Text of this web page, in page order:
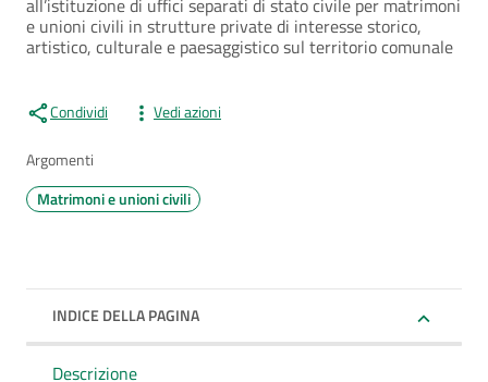
all’istituzione di uffici separati di stato civile per matrimoni
e unioni civili in strutture private di interesse storico,
artistico, culturale e paesaggistico sul territorio comunale
Condividi Vedi azioni
Argomenti
Matrimoni e unioni civili
INDICE DELLA PAGINA
Descrizione